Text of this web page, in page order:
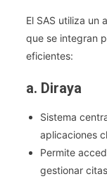
El SAS utiliza un
que se integran
eficientes:
a. Diraya
Sistema
aplicaciones
Permite
gestionar